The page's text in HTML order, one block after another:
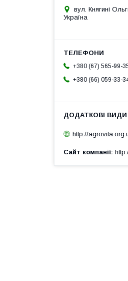
вул. Княгині
Україна
+380 (67) 565-99-
+380 (66) 059-33-
http://
Сайт компанії